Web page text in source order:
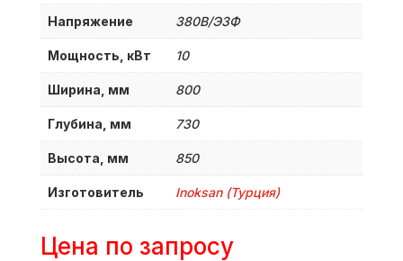
Напряжение 380B/Э3Ф
Мощность, кВт 10
Ширина, мм 800
Глубина, мм 730
Высота, мм 850
Изготовитель Inoksan (Турция)
Цена по запросу